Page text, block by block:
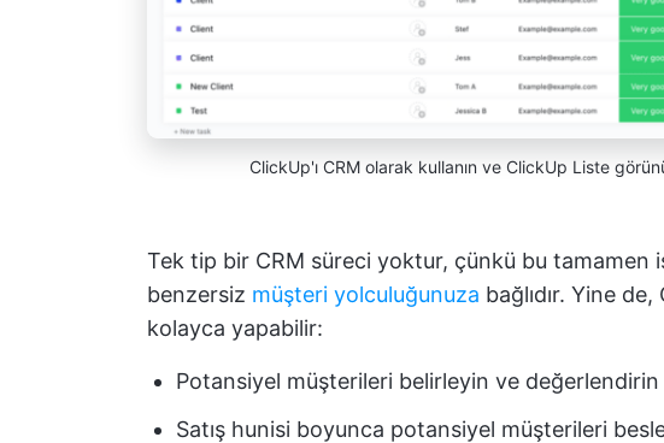
ClickUp'ı CRM olarak kullanın ve ClickUp Liste
Tek tip bir CRM süreci yoktur, çünkü bu tamamen
benzersiz müşteri yolculuğunuza bağlıdır. Yine
kolayca yapabilir:
Potansiyel müşterileri belirleyin ve değerlendirin
Satış hunisi boyunca potansiyel müşterileri